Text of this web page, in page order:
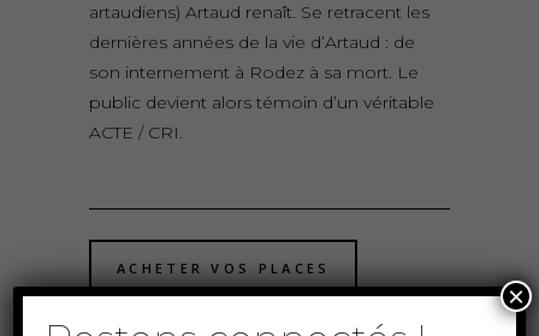
artaudiens) Artaud renaît. Se retracent les
dernières années de la vie d’Artaud : de
son internement à Rodez à sa mort. Le
public devient alors témoin d’un véritable
ACTE / CRI.
ACHETER VOS PLACES
×